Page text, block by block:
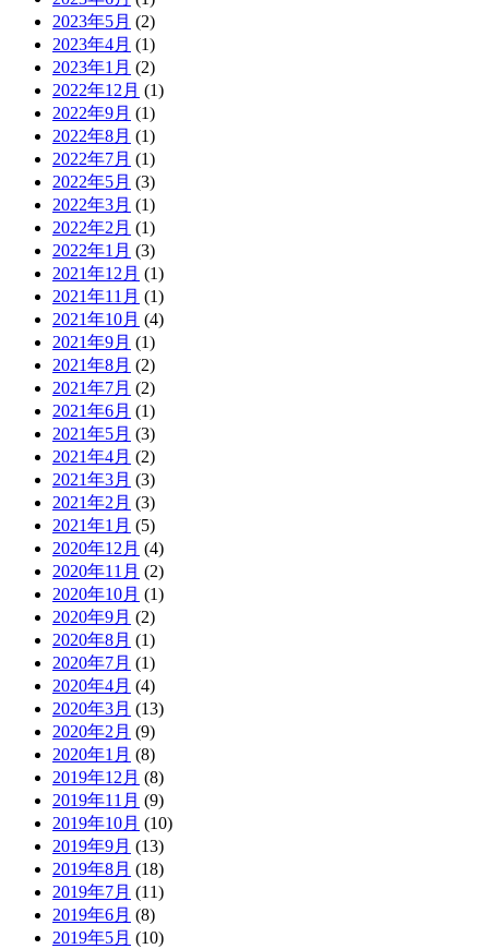
2023年5月 (2)
2023年4月 (1)
2023年1月 (2)
2022年12月 (1)
2022年9月 (1)
2022年8月 (1)
2022年7月 (1)
2022年5月 (3)
2022年3月 (1)
2022年2月 (1)
2022年1月 (3)
2021年12月 (1)
2021年11月 (1)
2021年10月 (4)
2021年9月 (1)
2021年8月 (2)
2021年7月 (2)
2021年6月 (1)
2021年5月 (3)
2021年4月 (2)
2021年3月 (3)
2021年2月 (3)
2021年1月 (5)
2020年12月 (4)
2020年11月 (2)
2020年10月 (1)
2020年9月 (2)
2020年8月 (1)
2020年7月 (1)
2020年4月 (4)
2020年3月 (13)
2020年2月 (9)
2020年1月 (8)
2019年12月 (8)
2019年11月 (9)
2019年10月 (10)
2019年9月 (13)
2019年8月 (18)
2019年7月 (11)
2019年6月 (8)
2019年5月 (10)